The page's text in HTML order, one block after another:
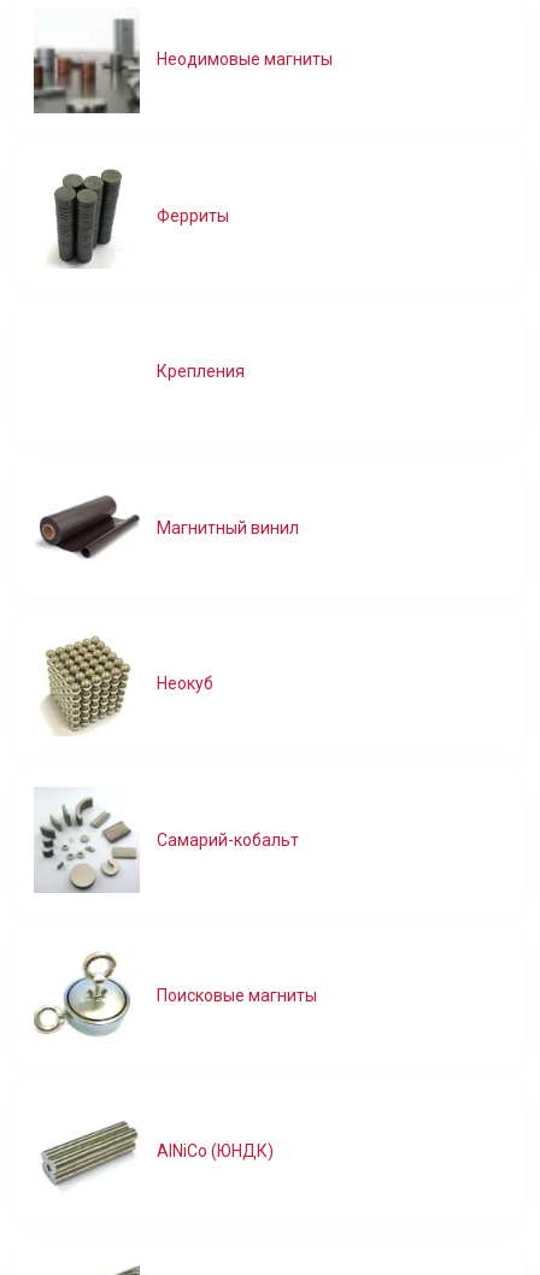
Неодимовые магниты
Ферриты
Крепления
Магнитный винил
Неокуб
Самарий-кобальт
Поисковые магниты
AlNiCo (ЮНДК)